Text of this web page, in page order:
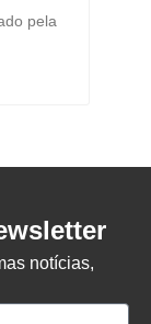
pela
notícias,